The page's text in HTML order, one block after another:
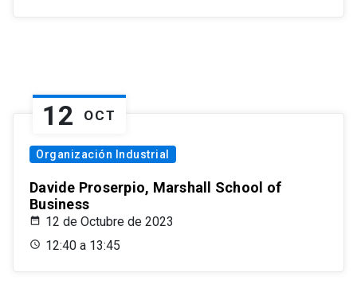
12 OCT
Organización Industrial
Davide Proserpio, Marshall School of
Business
12 de Octubre de 2023
12:40 a 13:45